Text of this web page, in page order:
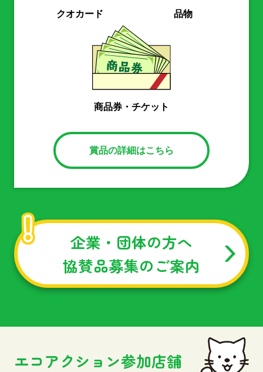
クオカード 品物
商品券・チケット
賞品の詳細はこちら
企業・団体の方へ
協賛品募集のご案内
エコアクション参加店舗